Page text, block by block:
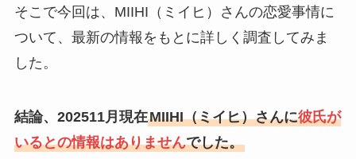
そこで今回は、MIIHI（ミイヒ）さんの恋愛事情に
ついて、最新の情報をもとに詳しく調査してみま
した。
結論、 202511月現在MIIHI（ミイヒ）さんに彼氏が
いるとの情報はありませんでした。